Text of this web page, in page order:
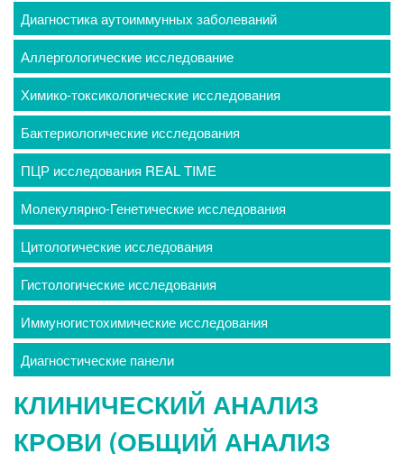
Диагностика аутоиммунных заболеваний
Аллергологические исследование
Химико-токсикологические исследования
Бактериологические исследования
ПЦР исследования REAL TIME
Молекулярно-Генетические исследования
Цитологические исследования
Гистологические исследования
Иммуногистохимические исследования
Диагностические панели
КЛИНИЧЕСКИЙ АНАЛИЗ
КРОВИ (ОБЩИЙ АНАЛИЗ